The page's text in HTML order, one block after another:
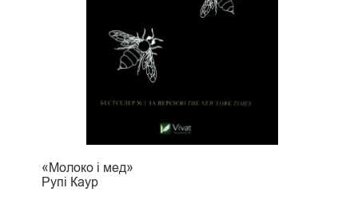
«Молоко і мед»
Рупі Каур